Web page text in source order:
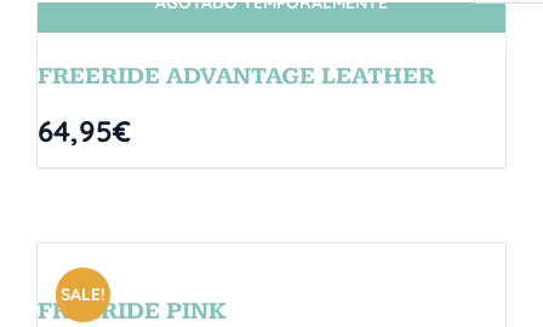
SIN STOCK
FREERIDE ADVANTAGE LEATHER
64,95€
SALE!
FREERIDE PINK